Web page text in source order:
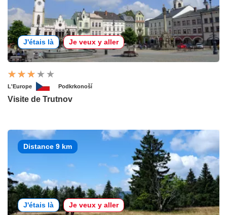
J'étais là Je veux y aller
L'Europe Podkrkonoší
Visite de Trutnov
Distance 9 km
J'étais là Je veux y aller